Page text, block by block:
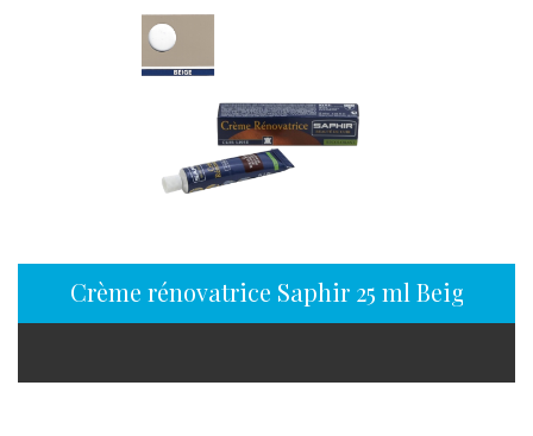
Crème rénovatrice Saphir 25 ml Beige